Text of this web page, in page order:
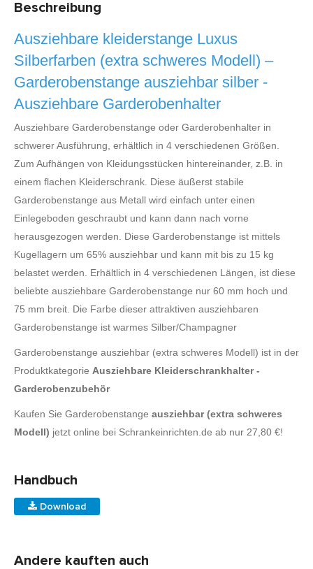
Beschreibung
Ausziehbare kleiderstange Luxus
Silberfarben (extra schweres Modell) –
Garderobenstange ausziehbar silber -
Ausziehbare Garderobenhalter
Ausziehbare Garderobenstange oder Garderobenhalter in
schwerer Ausführung, erhältlich in 4 verschiedenen Größen.
Zum Aufhängen von Kleidungsstücken hintereinander, z.B. in
einem flachen Kleiderschrank. Diese äußerst stabile
Garderobenstange aus Metall wird einfach unter einen
Einlegeboden geschraubt und kann dann nach vorne
herausgezogen werden. Diese Garderobenstange ist mittels
Kugellagern um 65% ausziehbar und kann mit bis zu 15 kg
belastet werden. Erhältlich in 4 verschiedenen Längen, ist diese
beliebte ausziehbare Garderobenstange nur 60 mm hoch und
75 mm breit. Die Farbe dieser attraktiven ausziehbaren
Garderobenstange ist warmes Silber/Champagner
Garderobenstange ausziehbar (extra schweres Modell) ist in der
Produktkategorie Ausziehbare Kleiderschrankhalter -
Garderobenzubehör
Kaufen Sie Garderobenstange ausziehbar (extra schweres
Modell) jetzt online bei Schrankeinrichten.de ab nur 27,80 €!
Handbuch
Download
Andere kauften auch